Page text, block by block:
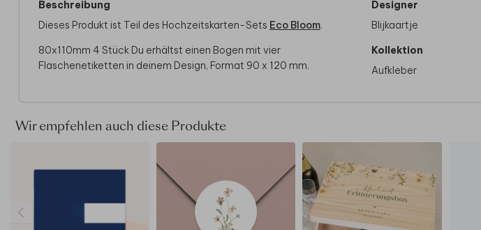
Beschreibung
Dieses Produkt ist Teil des Hochzeitskarten-Sets Eco Bloom.
80x110mm 4 Stück Du erhältst einen Bogen mit vier
Flaschenetiketten in deinem Design, Format 90 x 120 mm.
Designer
Blijkaartje
Kollektion
Aufkleber
Wir empfehlen auch diese Produkte